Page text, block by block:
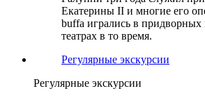
Екатерины II и многие его
buffa игрались в придворных
театрах в то время.
Регулярные экскурсии
Регулярные экскурсии